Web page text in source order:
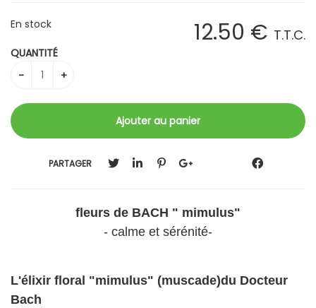
12.50 € T.T.C.
En stock
QUANTITÉ
PARTAGER
fleurs de BACH " mimulus"
- calme et sérénité-
L'élixir floral "mimulus" (muscade)du Docteur
Bach